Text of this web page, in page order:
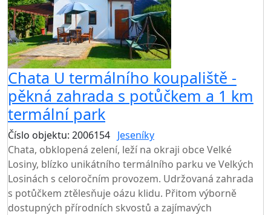
Chata U termálního koupaliště -
pěkná zahrada s potůčkem a 1 km
termální park
Číslo objektu: 2006154 Jeseníky
Chata, obklopená zelení, leží na okraji obce Velké
Losiny, blízko unikátního termálního parku ve Velkých
Losinách s celoročním provozem. Udržovaná zahrada
s potůčkem ztělesňuje oázu klidu. Přitom výborně
dostupných přírodních skvostů a zajímavých